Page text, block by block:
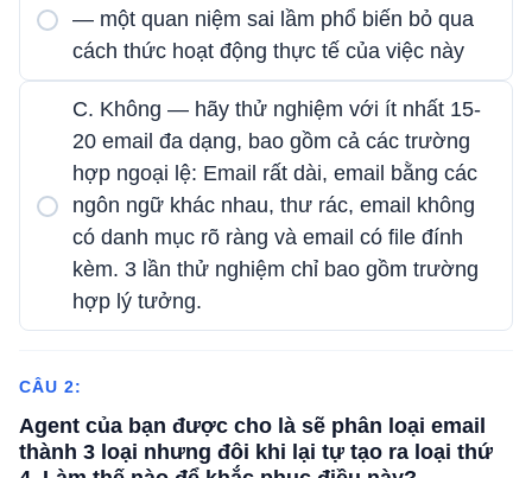
— một quan niệm sai lầm phổ biến bỏ qua
cách thức hoạt động thực tế của việc này
C. Không — hãy thử nghiệm với ít nhất 15-
20 email đa dạng, bao gồm cả các trường
hợp ngoại lệ: Email rất dài, email bằng các
ngôn ngữ khác nhau, thư rác, email không
có danh mục rõ ràng và email có file đính
kèm. 3 lần thử nghiệm chỉ bao gồm trường
hợp lý tưởng.
CÂU 2:
Agent của bạn được cho là sẽ phân loại email
thành 3 loại nhưng đôi khi lại tự tạo ra loại thứ